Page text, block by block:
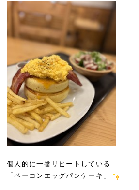
個人的に一番リピートしている
「ベーコンエッグパンケーキ」